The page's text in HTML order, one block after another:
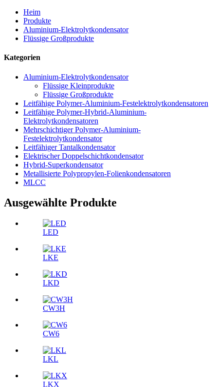
Heim
Produkte
Aluminium-Elektrolytkondensator
Flüssige Großprodukte
Kategorien
Aluminium-Elektrolytkondensator
Flüssige Kleinprodukte
Flüssige Großprodukte
Leitfähige Polymer-Aluminium-Festelektrolytkondensatoren
Leitfähige Polymer-Hybrid-Aluminium-
Elektrolytkondensatoren
Mehrschichtiger Polymer-Aluminium-
Festelektrolytkondensator
Leitfähiger Tantalkondensator
Elektrischer Doppelschichtkondensator
Hybrid-Superkondensator
Metallisierte Polypropylen-Folienkondensatoren
MLCC
Ausgewählte Produkte
LED
LKE
LKD
CW3H
CW6
LKL
LKX